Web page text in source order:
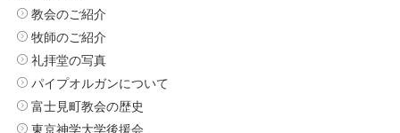
教会のご紹介
牧師のご紹介
礼拝堂の写真
パイプオルガンについて
富士見町教会の歴史
東京神学大学後援会